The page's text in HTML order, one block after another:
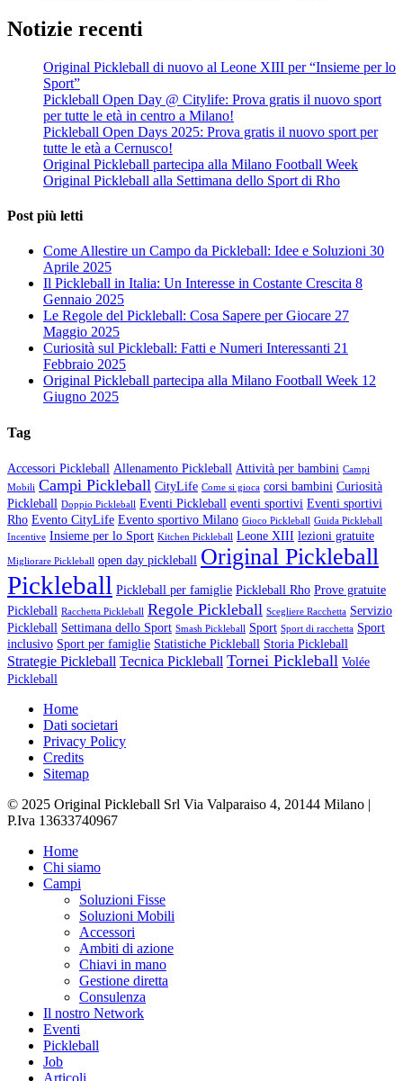
Notizie recenti
Original Pickleball di nuovo al Leone XIII per “Insieme per lo
Sport”
Pickleball Open Day @ Citylife: Prova gratis il nuovo sport
per tutte le età in centro a Milano!
Pickleball Open Days 2025: Prova gratis il nuovo sport per
tutte le età a Cernusco!
Original Pickleball partecipa alla Milano Football Week
Original Pickleball alla Settimana dello Sport di Rho
Post più letti
Come Allestire un Campo da Pickleball: Idee e Soluzioni 30
Aprile 2025
Il Pickleball in Italia: Un Interesse in Costante Crescita 8
Gennaio 2025
Le Regole del Pickleball: Cosa Sapere per Giocare 27
Maggio 2025
Curiosità sul Pickleball: Fatti e Numeri Interessanti 21
Febbraio 2025
Original Pickleball partecipa alla Milano Football Week 12
Giugno 2025
Tag
Accessori Pickleball Allenamento Pickleball Attività per bambini Campi
Mobili Campi Pickleball CityLife Come si gioca corsi bambini Curiosità
Pickleball Doppio Pickleball Eventi Pickleball eventi sportivi Eventi sportivi
Rho Evento CityLife Evento sportivo Milano Gioco Pickleball Guida Pickleball
Incentive Insieme per lo Sport Kitchen Pickleball Leone XIII lezioni gratuite
Migliorare Pickleball open day pickleball Original Pickleball
Pickleball Pickleball per famiglie Pickleball Rho Prove gratuite
Pickleball Racchetta Pickleball Regole Pickleball Scegliere Racchetta Servizio
Pickleball Settimana dello Sport Smash Pickleball Sport Sport di racchetta Sport
inclusivo Sport per famiglie Statistiche Pickleball Storia Pickleball
Strategie Pickleball Tecnica Pickleball Tornei Pickleball Volée
Pickleball
Home
Dati societari
Privacy Policy
Credits
Sitemap
© 2025 Original Pickleball Srl Via Valparaiso 4, 20144 Milano |
P.Iva 13633740967
Close
Menu
Home
Chi siamo
Campi
Soluzioni Fisse
Soluzioni Mobili
Accessori
Ambiti di azione
Chiavi in mano
Gestione diretta
Consulenza
Il nostro Network
Eventi
Pickleball
Job
Articoli